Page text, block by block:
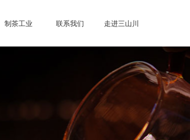
制茶工业 联系我们 走进三山川